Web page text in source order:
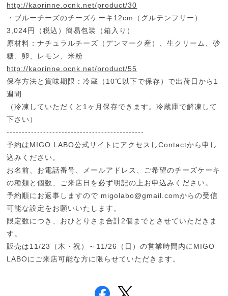
http://kaorinne.ocnk.net/product/30
・ブルーチーズのチーズケーキ12cm（グルテンフリー）
3,024円（税込）簡易包装（箱入り）
原材料：ナチュラルチーズ（デンマーク産）、生クリーム、砂
糖、卵、レモン、米粉
http://kaorinne.ocnk.net/product/55
保存方法と賞味期限：冷蔵（10℃以下で保存）で出荷日から1
週間
（冷凍していただくと1ヶ月保存できます。冷蔵庫で解凍して
下さい）
---------------------------------------------
予約はMIGO LABO公式サイト にアクセスしContactから申し
込みください。
お名前、お電話番号、メールアドレス、ご希望のチーズケーキ
の種類と個数、ご来店日を必ず明記の上お申込みください。
予約順にお返事しますので migolabo@gmail.comからの受信
可能な設定をお願いいたします。
限定数につき、おひとりさま合計2個までとさせていただきま
す。
販売は11/23（木・祝）～11/26（日）の営業時間内にMIGO
LABOにご来店可能な方に限らせていただきます。